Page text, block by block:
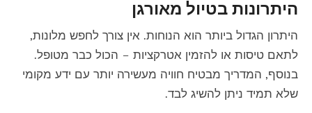
היתרונות בטיול מאורגן
היתרון הגדול ביותר הוא הנוחות. אין צורך לחפש מלונות,
לתאם טיסות או להזמין אטרקציות – הכול כבר מטופל.
בנוסף, המדריך מבטיח חוויה מעשירה יותר עם ידע מקומי
שלא תמיד ניתן להשיג לבד.